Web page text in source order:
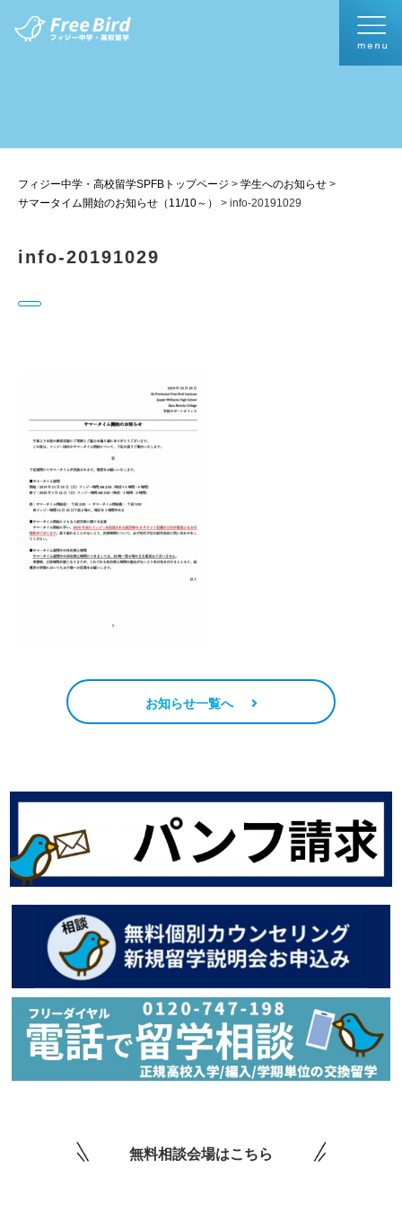
フィジー中学・高校留学SPFBトップページ > 学生へのお知らせ >
サマータイム開始のお知らせ（11/10～）
> info-20191029
info-20191029
お知らせ一覧へ
無料相談会場はこちら